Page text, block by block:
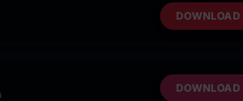
DOWNLOAD
DOWNLOAD